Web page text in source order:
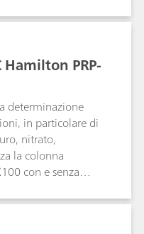
di sostanze
PRP-
determinazione
in particolare di
nitrato,
la colonna
con e senza